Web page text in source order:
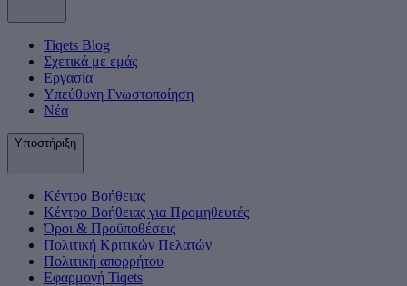
Tiqets Βlog
Σχετικά με εμάς
Εργασία
Υπεύθυνη Γνωστοποίηση
Νέα
Υποστήριξη
Κέντρο Βοήθειας
Κέντρο Βοήθειας για Προμηθευτές
Όροι & Προϋποθέσεις
Πολιτική Κριτικών Πελατών
Πολιτική απορρήτου
Εφαρμογή Tiqets